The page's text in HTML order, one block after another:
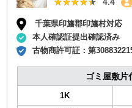
千葉県印旛郡印旛村対応
本人確認証提出確認済み
古物商許可証：第
ゴミ屋敷片
1K